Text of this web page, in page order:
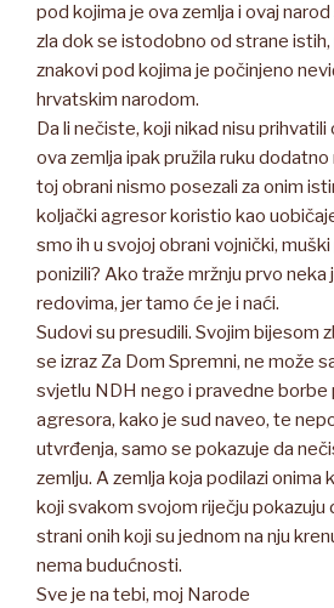
pod kojima je ova zemlja i ovaj
zla dok se istodobno od strane
znakovi pod kojima je počinjeno
hrvatskim narodom.
Da li nečiste, koji nikad nisu prihvatili
ova zemlja ipak pružila ruku dodatno
toj obrani nismo posezali za onim
koljački agresor koristio kao
smo ih u svojoj obrani vojnički,
ponizili? Ako traže mržnju prvo neka
redovima, jer tamo će je i naći.
Sudovi su presudili. Svojim bijesom
se izraz Za Dom Spremni, ne može
svjetlu NDH nego i pravedne
agresora, kako je sud naveo, te
utvrđenja, samo se pokazuje da
zemlju. A zemlja koja podilazi onima
koji svakom svojom riječju pokazuju
strani onih koji su jednom na nju
nema budućnosti.
Sve je na tebi, moj Narode